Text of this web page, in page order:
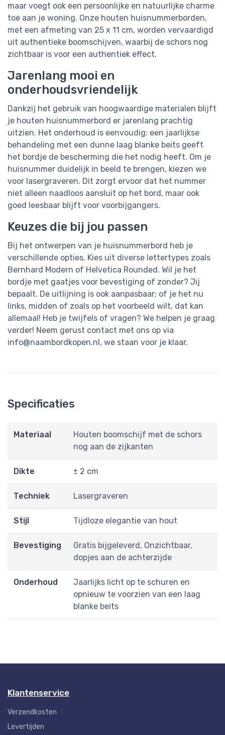
maar voegt ook een persoonlijke en natuurlijke charme
toe aan je woning. Onze houten huisnummerborden,
met een afmeting van 25 x 11 cm, worden vervaardigd
uit authentieke boomschijven, waarbij de schors nog
zichtbaar is voor een authentiek effect.
Jarenlang mooi en
onderhoudsvriendelijk
Dankzij het gebruik van hoogwaardige materialen blijft
je houten huisnummerbord er jarenlang prachtig
uitzien. Het onderhoud is eenvoudig: een jaarlijkse
behandeling met een dunne laag blanke beits geeft
het bordje de bescherming die het nodig heeft. Om je
huisnummer duidelijk in beeld te brengen, kiezen we
voor lasergraveren. Dit zorgt ervoor dat het nummer
niet alleen naadloos aansluit op het bord, maar ook
goed leesbaar blijft voor voorbijgangers.
Keuzes die bij jou passen
Bij het ontwerpen van je huisnummerbord heb je
verschillende opties. Kies uit diverse lettertypes zoals
Bernhard Modern of Helvetica Rounded. Wil je het
bordje met gaatjes voor bevestiging of zonder? Jij
bepaalt. De uitlijning is ook aanpasbaar; of je het nu
links, midden of zoals op het voorbeeld wilt, dat kan
allemaal! Heb je twijfels of vragen? We helpen je graag
verder! Neem gerust contact met ons op via
info@naambordkopen.nl, we staan voor je klaar.
Specificaties
Materiaal
Houten boomschijf met de schors
nog aan de zijkanten
Dikte ± 2 cm
Techniek Lasergraveren
Stijl Tijdloze elegantie van hout
Bevestiging
Gratis bijgeleverd, Onzichtbaar,
dopjes aan de achterzijde
Onderhoud
Jaarlijks licht op te schuren en
opnieuw te voorzien van een laag
blanke beits
Klantenservice
Verzendkosten
Levertijden